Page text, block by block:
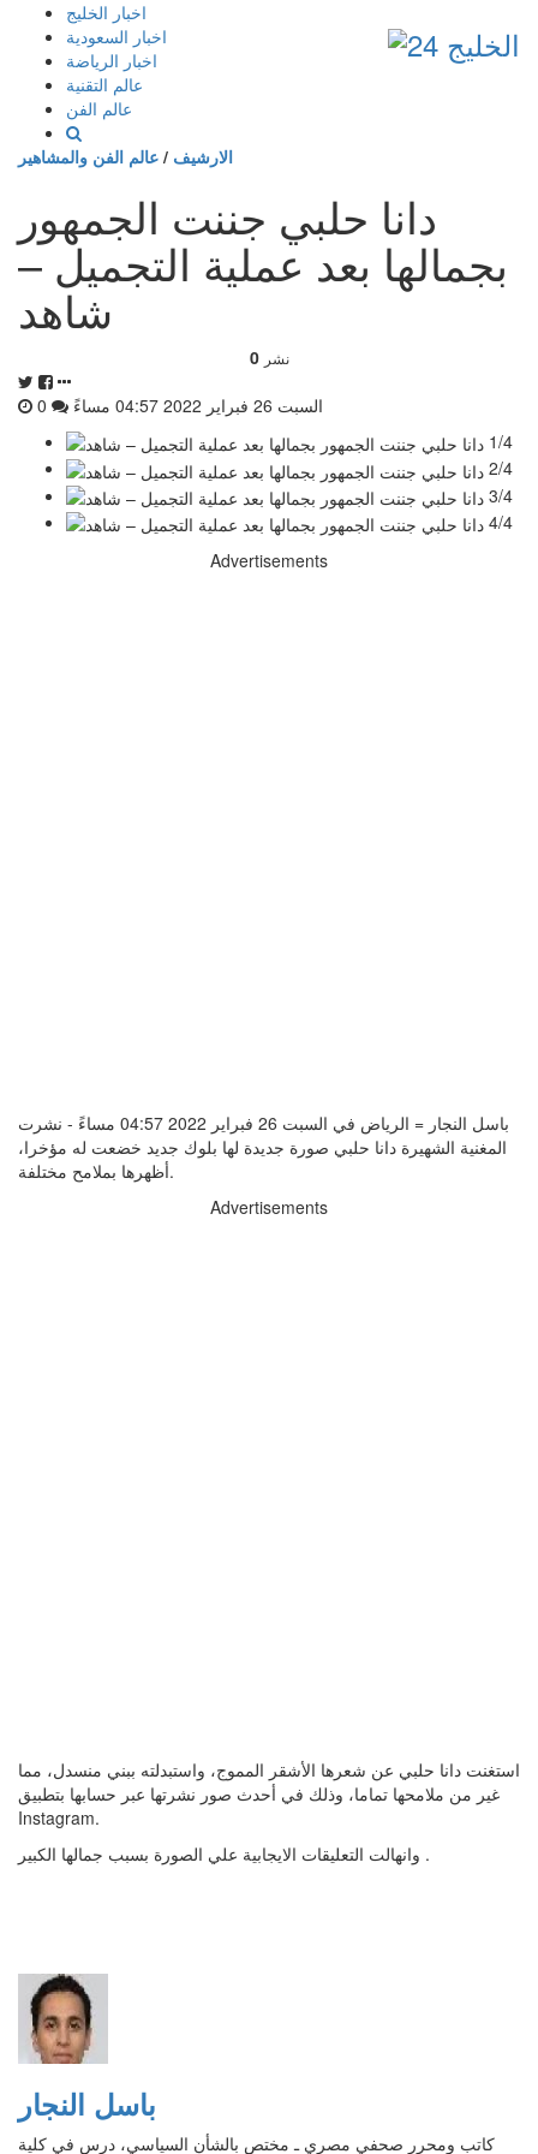
إذهب
المحتوى
اخبار الخليج
اخبار السعودية
اخبار الرياضة
عالم التقنية
عالم الفن
الارشيف / عالم الفن والمشاهير
دانا حلبي جننت الجمهور
بجمالها بعد عملية التجميل –
شاهد
0 نشر
السبت 26 فبراير 2022 04:57 مساءً
1/4
2/4
3/4
4/4
Advertisements
باسل النجار = الرياض في السبت 26 فبراير 2022 04:57 مساءً - نشرت
المغنية الشهيرة دانا حلبي صورة جديدة لها بلوك جديد خضعت له مؤخرا،
أظهرها بملامح مختلفة.
Advertisements
استغنت دانا حلبي عن شعرها الأشقر المموج، واستبدلته ببني منسدل، مما
غير من ملامحها تماما، وذلك في أحدث صور نشرتها عبر حسابها بتطبيق
Instagram.
وانهالت التعليقات الايجابية علي الصورة بسبب جمالها الكبير .
باسل النجار
كاتب ومحرر صحفي مصري ـ مختص بالشأن السياسي، درس في كلية